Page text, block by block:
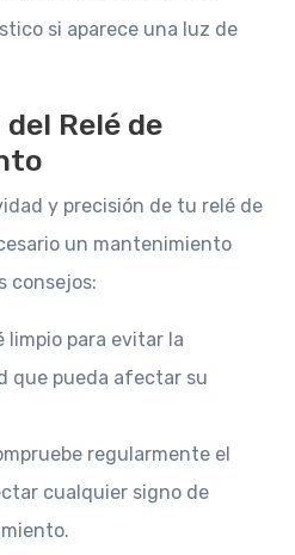
si aparece una luz de
Relé de
y precisión de tu relé de
un mantenimiento
consejos:
limpio para evitar la
que pueda afectar su
regularmente el
cualquier signo de